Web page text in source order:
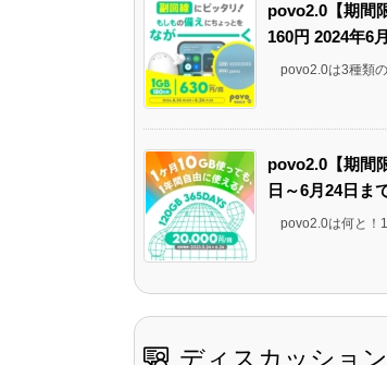
povo2.0【期間
160円 2024年6
povo2.0は3種類
povo2.0【期間
日～6月24日ま
povo2.0は何と！
ディスカッション